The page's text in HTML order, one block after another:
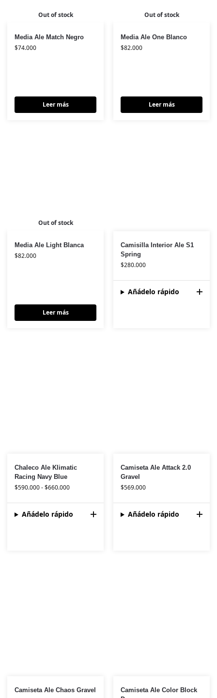
Out of stock
Media Ale Match Negro
$74.000
Leer más
Out of stock
Media Ale One Blanco
$82.000
Leer más
Out of stock
Media Ale Light Blanca
$82.000
Leer más
Camisilla Interior Ale S1
Spring
$280.000
Añádelo rápido
Chaleco Ale Klimatic
Racing Navy Blue
$590.000-$660.000
Añádelo rápido
Camiseta Ale Attack 2.0
Gravel
$569.000
Añádelo rápido
Camiseta Ale Chaos Gravel
Camiseta Ale Color Block